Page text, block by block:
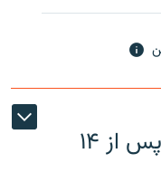
خسرو بشارت، زندانی کُرد، پس از ۱۴